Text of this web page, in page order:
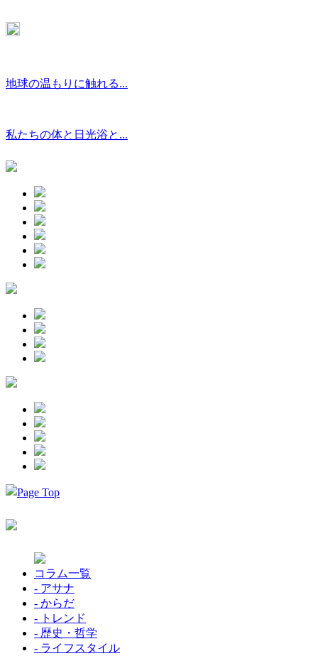
地球の温もりに触れる...
私たちの体と日光浴と...
コラム一覧
- アサナ
- からだ
- トレンド
- 歴史・哲学
- ライフスタイル